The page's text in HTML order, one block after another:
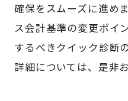
確保をスムーズに進め
ス会計基準の変更ポイ
するべきクイック診断
詳細については、是非